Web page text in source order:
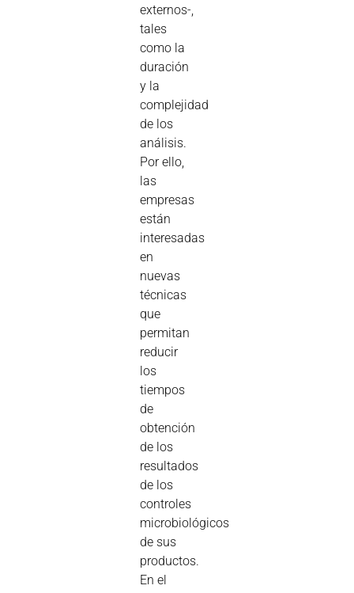
externos-,
tales
como la
duración
y la
complejidad
de los
análisis.
Por ello,
las
empresas
están
interesadas
en
nuevas
técnicas
que
permitan
reducir
los
tiempos
de
obtención
de los
resultados
de los
controles
microbiológicos
de sus
productos.
En el